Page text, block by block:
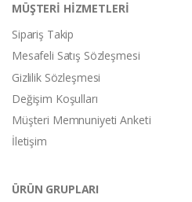
MÜŞTERİ HİZMETLERİ
Sipariş Takip
Mesafeli Satış Sözleşmesi
Gizlilik Sözleşmesi
Değişim Koşulları
Müşteri Memnuniyeti Anketi
İletişim
ÜRÜN GRUPLARI